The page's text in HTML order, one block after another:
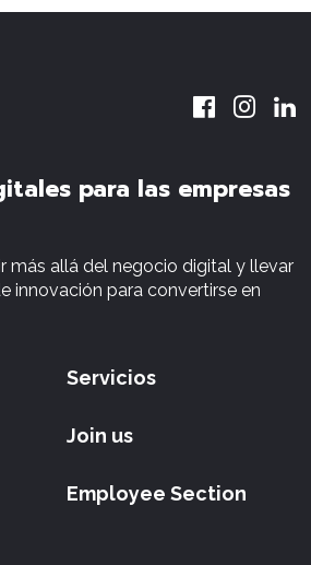
para las empresas
más allá del negocio digital y llevar
innovación para convertirse en
Servicios
Join us
Employee Section